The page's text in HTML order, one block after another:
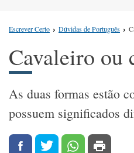
Escrever Certo Dúvidas de Português
Cavaleiro ou
As duas formas estão
possuem significados